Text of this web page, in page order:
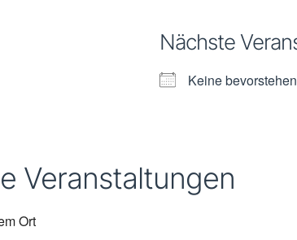
Nächste
Keine
Veranstaltungen
Ort